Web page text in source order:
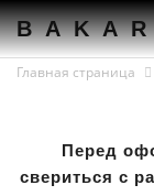
Главная страница
Перед
свериться с